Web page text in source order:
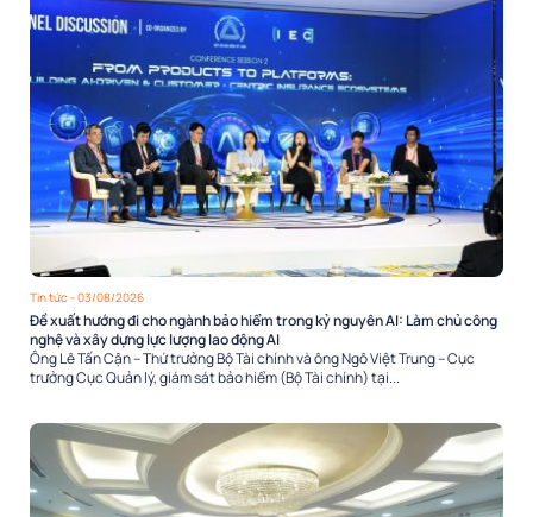
Tin tức - 03/08/2026
Đề xuất hướng đi cho ngành bảo hiểm trong kỷ nguyên AI: Làm chủ công
nghệ và xây dựng lực lượng lao động AI
Ông Lê Tấn Cận – Thứ trưởng Bộ Tài chính và ông Ngô Việt Trung – Cục
trưởng Cục Quản lý, giám sát bảo hiểm (Bộ Tài chính) tại...